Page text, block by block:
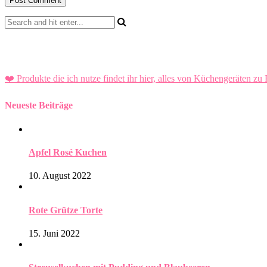
❤️ Produkte die ich nutze findet ihr hier, alles von Küchengeräten zu
Neueste Beiträge
Apfel Rosé Kuchen
10. August 2022
Rote Grütze Torte
15. Juni 2022